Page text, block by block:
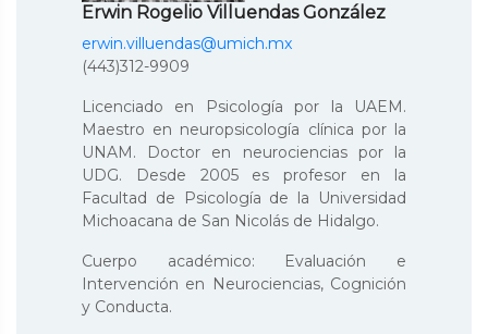
Erwin Rogelio Villuendas González
erwin.villuendas@umich.mx
(443)312-9909
Licenciado en Psicología por la UAEM.
Maestro en neuropsicología clínica por la
UNAM. Doctor en neurociencias por la
UDG. Desde 2005 es profesor en la
Facultad de Psicología de la Universidad
Michoacana de San Nicolás de Hidalgo.
Cuerpo académico: Evaluación e
Intervención en Neurociencias, Cognición
y Conducta.